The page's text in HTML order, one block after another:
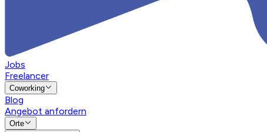
Jobs
Freelancer
Coworking
Blog
Angebot anfordern
Orte